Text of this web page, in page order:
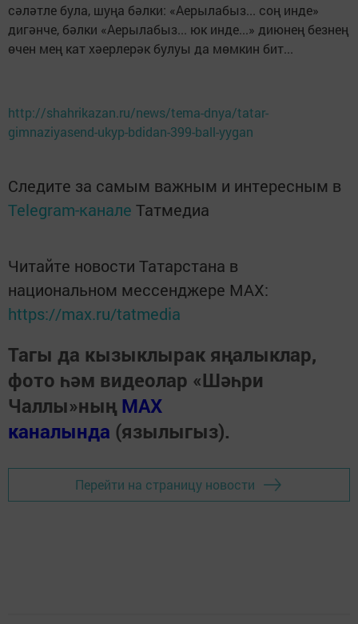
сәләтле була, шуңа бәлки: «Аерылабыз... соң инде»
дигәнче, бәлки «Аерылабыз... юк инде...» диюнең безнең
өчен мең кат хәерлерәк булуы да мөмкин бит...
http://shahrikazan.ru/news/tema-dnya/tatar-
gimnaziyasend-ukyp-bdidan-399-ball-yygan
Следите за самым важным и интересным в
Telegram-канале Татмедиа
Читайте новости Татарстана в
национальном мессенджере MАХ:
https://max.ru/tatmedia
Тагы да кызыклырак яңалыклар,
фото һәм видеолар «Шәһри
Чаллы»ның MAX
каналында (язылыгыз).
Перейти на страницу новости